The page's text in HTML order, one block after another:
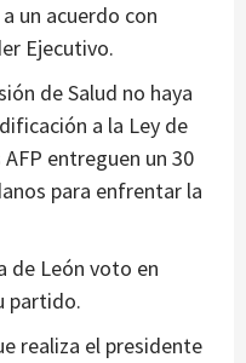
un acuerdo con
Ejecutivo.
de Salud no haya
a la Ley de
entreguen un 30
para enfrentar la
de León voto en
partido.
realiza el presidente